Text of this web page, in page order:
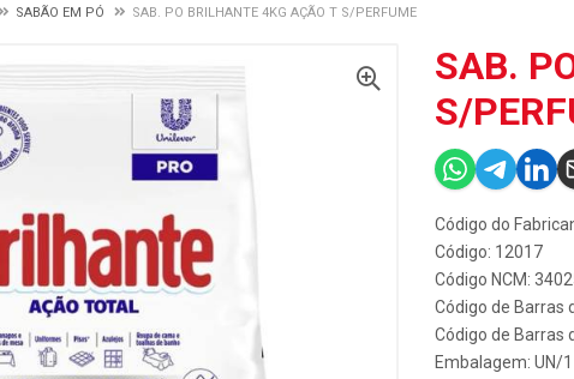
SABÃO EM PÓ SAB. PO BRILHANTE 4KG AÇÃO T S/PERFUME
SAB.
S/
Código do
Código: 12017
Código NCM:
Código de Barras
Código de Barras
Embalagem: UN/1